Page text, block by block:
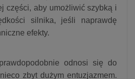
części, aby umożliwić szybką i
silnika, jeśli naprawdę
efekty.
odnosi się do
zbyt dużym entuzjazmem.